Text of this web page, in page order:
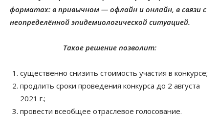
форматах: в привычном — офлайн и онлайн, в связи с
неопределённой эпидемиологической ситуацией.
Такое решение позволит:
существенно снизить стоимость участия в конкурсе;
продлить сроки проведения конкурса до 2 августа
2021 г.;
провести всеобщее отраслевое голосование.